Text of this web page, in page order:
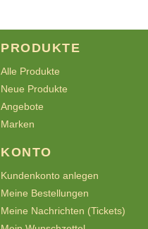
PRODUKTE
Alle Produkte
Neue Produkte
Angebote
Marken
KONTO
Kundenkonto anlegen
Meine Bestellungen
Meine Nachrichten (Tickets)